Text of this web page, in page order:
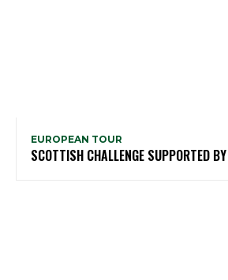
EUROPEAN TOUR
SCOTTISH CHALLENGE SUPPORTED